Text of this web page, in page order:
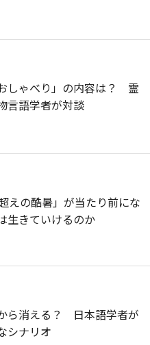
しゃべり」の内容は？ 霊
言語学者が対談
えの酷暑」が当たり前にな
生きていけるのか
ら消える？ 日本語学者が
シナリオ